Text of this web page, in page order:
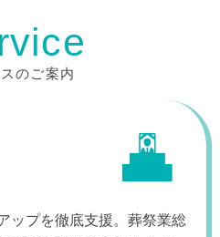
のご案内
ップを徹底支援。葬祭業総